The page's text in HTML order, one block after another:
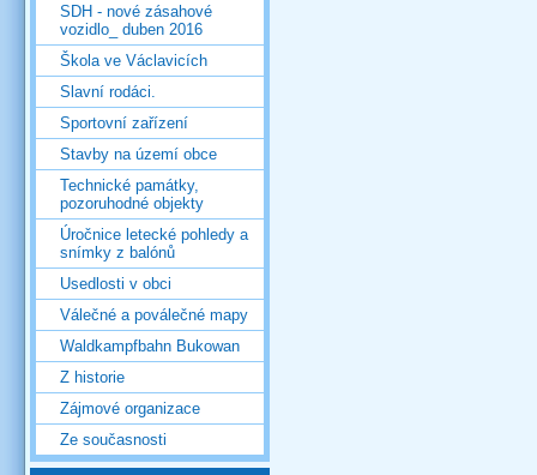
SDH - nové zásahové
vozidlo_ duben 2016
Škola ve Václavicích
Slavní rodáci.
Sportovní zařízení
Stavby na území obce
Technické památky,
pozoruhodné objekty
Úročnice letecké pohledy a
snímky z balónů
Usedlosti v obci
Válečné a poválečné mapy
Waldkampfbahn Bukowan
Z historie
Zájmové organizace
Ze současnosti